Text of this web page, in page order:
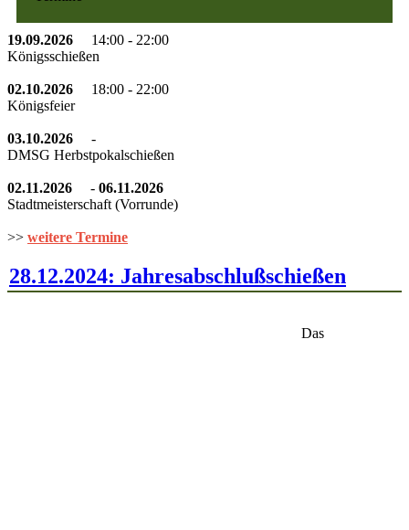
19.09.2026 14:00 - 22:00
Königsschießen
02.10.2026 18:00 - 22:00
Königsfeier
03.10.2026 -
DMSG Herbstpokalschießen
02.11.2026 - 06.11.2026
Stadtmeisterschaft (Vorrunde)
>> weitere Termine
28.12.2024: Jahresabschlußschießen
Das